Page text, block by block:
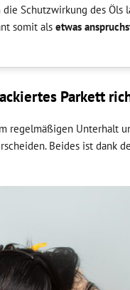
Schutzwirkung des Öls
somit alsetwas
Parkett
regelmäßigen Unterhalt
Beides ist dank